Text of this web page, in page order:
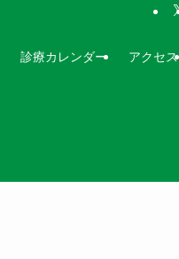
診療カレンダー アクセス